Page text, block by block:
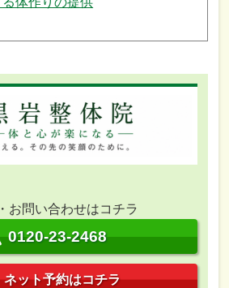
お問い合わせはコチラ
0120-23-2468
ネット予約はコチラ